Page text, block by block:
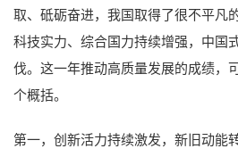
取、砥砺奋进，我国取得了很不平凡
科技实力、综合国力持续增强，中国
伐。这一年推动高质量发展的成绩，
个概括。
第一，创新活力持续激发，新旧动能